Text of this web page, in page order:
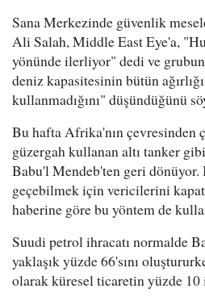
Sana Merkezinde güvenlik
Ali Salah, Middle East Eye'a,
yönünde ilerliyor" dedi ve
deniz kapasitesinin bütün
kullanmadığını" düşündüğünü
Bu hafta Afrika'nın çevresinden
güzergah kullanan altı tanker
Babu'l Mendeb'ten geri dönüyor.
geçebilmek için vericilerini
haberine göre bu yöntem de
Suudi petrol ihracatı normalde
yaklaşık yüzde 66'sını
olarak küresel ticaretin yüzde 10